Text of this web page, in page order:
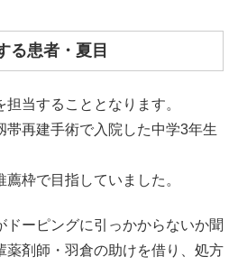
る患者・夏目
当することとなります。
帯再建手術で入院した中学3年生
枠で目指していました。
ドーピングに引っかからないか聞
薬剤師・羽倉の助けを借り、処方